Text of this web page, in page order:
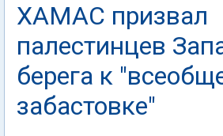
ХАМАС призвал
палестинцев
берега к
забастовке"